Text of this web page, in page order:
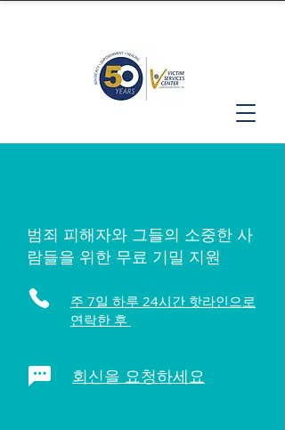
범죄 피해자와 그들의 소중한 사
람들을 위한 무료 기밀 지원
주 7일 하루 24시간 핫라인으로
연락한 후
회신을 요청하세요